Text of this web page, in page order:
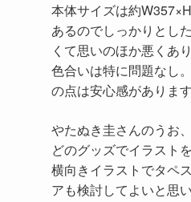
本体サイズは約
あるのでしっかりとし
くて思いのほか悪くあ
色合いは特に問題なし
の点は安心感があります
やたぬき圭さんのうお
どのグッズでイラスト
横向きイラストでタペ
アも検討してよいと思い